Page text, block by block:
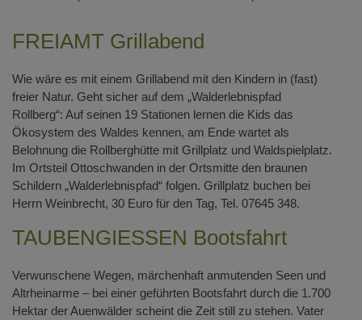
FREIAMT Grillabend
Wie wäre es mit einem Grillabend mit den Kindern in (fast)
freier Natur. Geht sicher auf dem „Walderlebnispfad
Rollberg“: Auf seinen 19 Stationen lernen die Kids das
Ökosystem des Waldes kennen, am Ende wartet als
Belohnung die Rollberghütte mit Grillplatz und Waldspielplatz.
Im Ortsteil Ottoschwanden in der Ortsmitte den braunen
Schildern „Walderlebnispfad“ folgen. Grillplatz buchen bei
Herrn Weinbrecht, 30 Euro für den Tag, Tel. 07645 348.
TAUBENGIESSEN Bootsfahrt
Verwunschene Wegen, märchenhaft anmutenden Seen und
Altrheinarme – bei einer geführten Bootsfahrt durch die 1.700
Hektar der Auenwälder scheint die Zeit still zu stehen. Vater